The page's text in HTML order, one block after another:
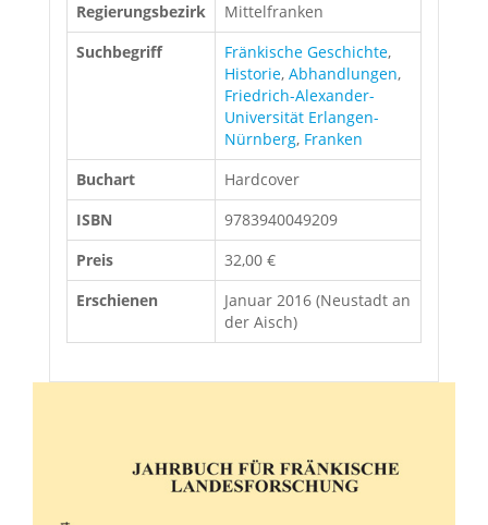
Regierungsbezirk
Mittelfranken
Suchbegriff
Fränkische Geschichte,
Historie, Abhandlungen,
Friedrich-Alexander-
Universität Erlangen-
Nürnberg, Franken
Buchart
Hardcover
ISBN
9783940049209
Preis
32,00 €
Erschienen
Januar 2016 (Neustadt an
der Aisch)